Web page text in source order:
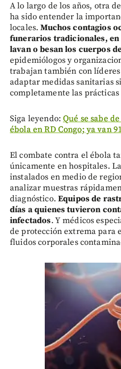
A lo largo de los años, otra
ha sido entender la
locales. Muchos contagios
funerarios tradicionales,
lavan o besan los cuerpos
epidemiólogos y
trabajan también con
adaptar medidas sanitarias
completamente las
Siga leyendo:Qué se sabe
ébola en RD Congo; ya van
El combate contra el ébola
únicamente en hospitales.
instalados en medio de
analizar muestras
diagnóstico. Equipos de
días a quienes tuvieron
infectados. Y médicos
de protección extrema para
fluidos corporales